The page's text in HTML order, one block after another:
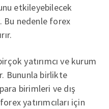
etkileyebilecek
Bu nedenle forex
yatırımcı ve kurum
Bununla birlikte
birimleri ve dış
yatırımcıları için